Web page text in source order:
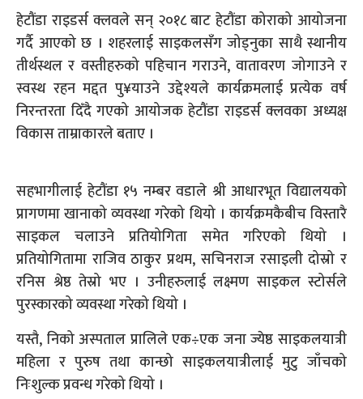
हेटौंडा राइडर्स क्लवले सन् २०१८ बाट हेटौंडा कोराको आयोजना
गर्दै आएको छ । शहरलाई साइकलसँग जोड्नुका साथै स्थानीय
तीर्थस्थल र वस्तीहरुको पहिचान गराउने, वातावरण जोगाउने र
स्वस्थ रहन मद्दत पु¥याउने उद्देश्यले कार्यक्रमलाई प्रत्येक वर्ष
निरन्तरता दिँदै गएको आयोजक हेटौंडा राइडर्स क्लवका अध्यक्ष
विकास ताम्राकारले बताए ।
सहभागीलाई हेटौंडा १५ नम्बर वडाले श्री आधारभूत विद्यालयको
प्रागणमा खानाको व्यवस्था गरेको थियो । कार्यक्रमकैबीच विस्तारै
साइकल चलाउने प्रतियोगिता समेत गरिएको थियो ।
प्रतियोगितामा राजिव ठाकुर प्रथम, सचिनराज रसाइली दोस्रो र
रनिस श्रेष्ठ तेस्रो भए । उनीहरुलाई लक्ष्मण साइकल स्टोर्सले
पुरस्कारको व्यवस्था गरेको थियो ।
यस्तै, निको अस्पताल प्रालिले एक÷एक जना ज्येष्ठ साइकलयात्री
महिला र पुरुष तथा कान्छो साइकलयात्रीलाई मुटु जाँचको
निःशुल्क प्रवन्ध गरेको थियो ।